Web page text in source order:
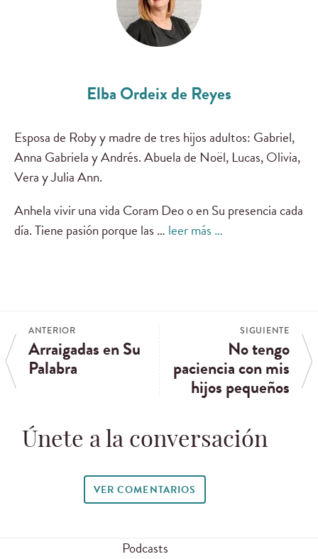
Elba Ordeix de Reyes
Esposa de Roby y madre de tres hijos adultos: Gabriel,
Anna Gabriela y Andrés. Abuela de Noël, Lucas, Olivia,
Vera y Julia Ann.
Anhela vivir una vida Coram Deo o en Su presencia cada
día. Tiene pasión porque las … leer más …
ANTERIOR
Arraigadas en Su
Palabra
SIGUIENTE
No tengo
paciencia con mis
hijos pequeños
Únete a la conversación
VER COMENTARIOS
Podcasts